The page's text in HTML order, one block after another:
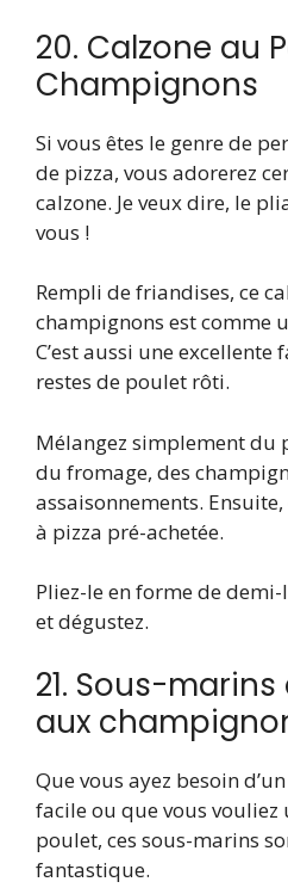
20. Calzone au
Champignons
Si vous êtes le genre de
de pizza, vous adorerez
calzone. Je veux dire, le
vous !
Rempli de friandises, ce
champignons est comme
C’est aussi une excellente
restes de poulet rôti.
Mélangez simplement du
du fromage, des
assaisonnements.
à pizza pré-achetée.
Pliez-le en forme de
et dégustez.
21. Sous-
aux
Que vous ayez besoin
facile ou que vous vouliez
poulet, ces sous-marins
fantastique.